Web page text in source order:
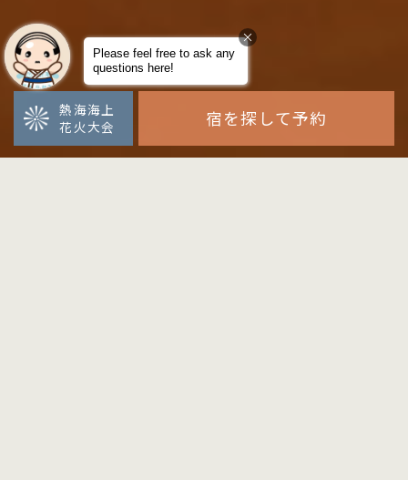
熱海海上
花火大会
宿を探して予約